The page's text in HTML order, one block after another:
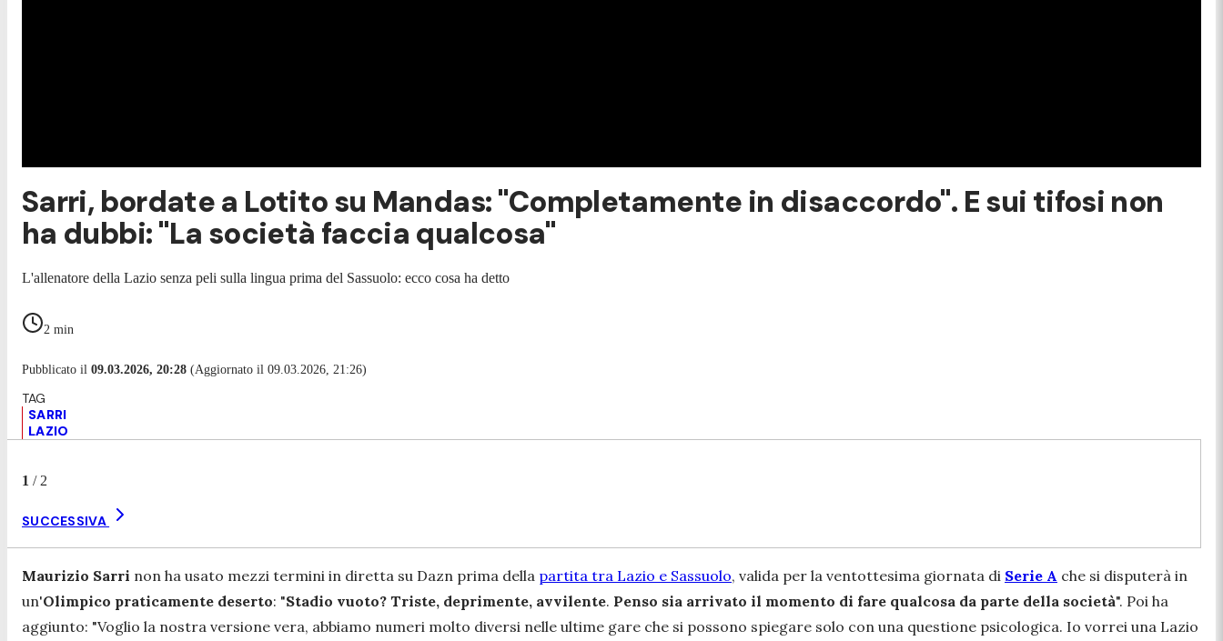
Sarri, bordate a Lotito su Mandas: "Completamente in disaccordo". E sui tifosi non
ha dubbi: "La società faccia qualcosa"
L'allenatore della Lazio senza peli sulla lingua prima del Sassuolo: ecco cosa ha detto
2 min
Pubblicato il 09.03.2026, 20:28 (Aggiornato il 09.03.2026, 21:26)
SARRI
LAZIO
1 / 2
SUCCESSIVA
Maurizio Sarri non ha usato mezzi termini in diretta su Dazn prima della partita tra Lazio e Sassuolo, valida per la ventottesima giornata di Serie A che si disputerà in
un'Olimpico praticamente deserto: "Stadio vuoto? Triste, deprimente, avvilente. Penso sia arrivato il momento di fare qualcosa da parte della società". Poi ha
aggiunto: "Voglio la nostra versione vera, abbiamo numeri molto diversi nelle ultime gare che si possono spiegare solo con una questione psicologica. Io vorrei una Lazio